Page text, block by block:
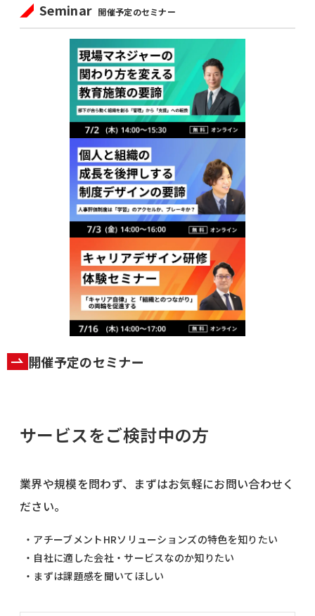
Seminar 開催予定のセミナー
開催予定のセミナー
サービスをご検討中の方
業界や規模を問わず、まずはお気軽にお問い合わせく
ださい。
・アチーブメントHRソリューションズの特色を知りたい
・自社に適した会社・サービスなのか知りたい
・まずは課題感を聞いてほしい